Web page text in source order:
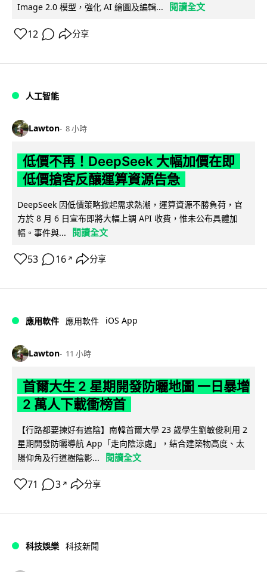
Image 2.0 模型，強化 AI 繪圖及編輯...
閱讀全文
12 分享
人工智能
Lawton 8 小時
低價不再！DeepSeek 大幅加價在即
低價搶客反釀運算資源告急
DeepSeek 因低價策略掀起需求熱潮，運算資源不勝負荷，官
方於 8 月 6 日宣布即將大幅上調 API 收費，惟未公布具體加
幅。事件與...
閱讀全文
53 16 ↗ 分享
應用軟件 應用軟件 iOS App
Lawton 11 小時
首爾大生 2 星期開發防曬地圖 一日暴增
2 萬人下載衝榜首
【行路都要揀好有遮陰】南韓首爾大學 23 歲學生劉敏俊利用 2
星期開發防曬導航 App「走向陰涼處」，結合建築物高度、太
陽仰角及行道樹陰影...
閱讀全文
71 3 ↗ 分享
科技娛樂 科技新聞